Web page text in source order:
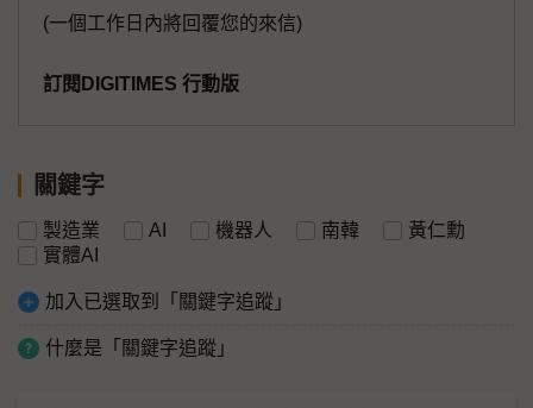
(一個工作日內將回覆您的來信)
訂閱DIGITIMES 行動版
關鍵字
製造業 AI 機器人 南韓
黃仁勳
實體AI
加入已選取到「關鍵字追蹤」
什麼是「關鍵字追蹤」